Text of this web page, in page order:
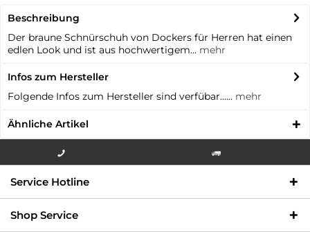
Beschreibung
Der braune Schnürschuh von Dockers für Herren hat einen
edlen Look und ist aus hochwertigem... mehr
Infos zum Hersteller
Folgende Infos zum Hersteller sind verfübar...... mehr
Ähnliche Artikel
000
Service Hotline
Shop Service